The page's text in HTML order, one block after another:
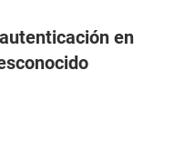
en